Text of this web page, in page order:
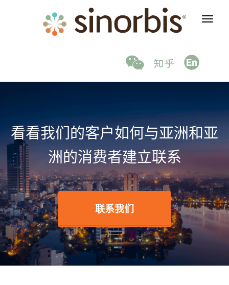
看看我们的客户如何与亚洲和亚
洲的消费者建立联系
联系我们